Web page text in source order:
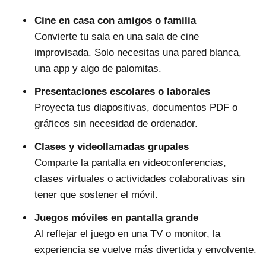
Cine en casa con amigos o familia
Convierte tu sala en una sala de cine
improvisada. Solo necesitas una pared blanca,
una app y algo de palomitas.
Presentaciones escolares o laborales
Proyecta tus diapositivas, documentos PDF o
gráficos sin necesidad de ordenador.
Clases y videollamadas grupales
Comparte la pantalla en videoconferencias,
clases virtuales o actividades colaborativas sin
tener que sostener el móvil.
Juegos móviles en pantalla grande
Al reflejar el juego en una TV o monitor, la
experiencia se vuelve más divertida y envolvente.